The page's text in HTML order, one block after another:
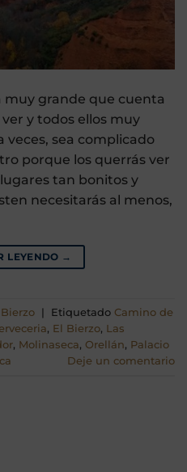
muy grande que cuenta
y todos ellos muy
veces, sea complicado
porque los querrás ver
tan bonitos y
necesitarás al menos,
LEYENDO →
| Etiquetado Camino de
, El Bierzo, Las
, Molinaseca, Orellán, Palacio
Deje un comentario